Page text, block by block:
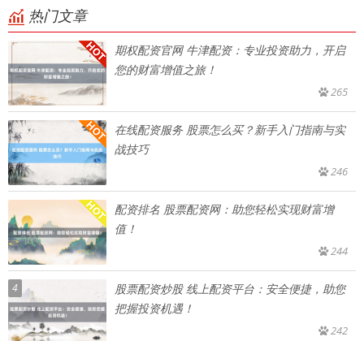
热门文章
期权配资官网 牛津配资：专业投资助力，开启
您的财富增值之旅！
265
在线配资服务 股票怎么买？新手入门指南与实
战技巧
246
配资排名 股票配资网：助您轻松实现财富增
值！
244
4
股票配资炒股 线上配资平台：安全便捷，助您
把握投资机遇！
242